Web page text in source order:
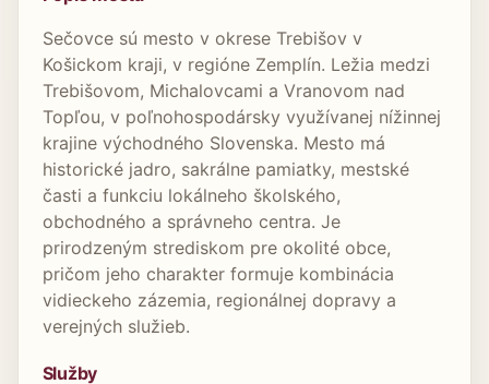
Sečovce sú mesto v okrese Trebišov v
Košickom kraji, v regióne Zemplín. Ležia medzi
Trebišovom, Michalovcami a Vranovom nad
Topľou, v poľnohospodársky využívanej nížinnej
krajine východného Slovenska. Mesto má
historické jadro, sakrálne pamiatky, mestské
časti a funkciu lokálneho školského,
obchodného a správneho centra. Je
prirodzeným strediskom pre okolité obce,
pričom jeho charakter formuje kombinácia
vidieckeho zázemia, regionálnej dopravy a
verejných služieb.
Služby